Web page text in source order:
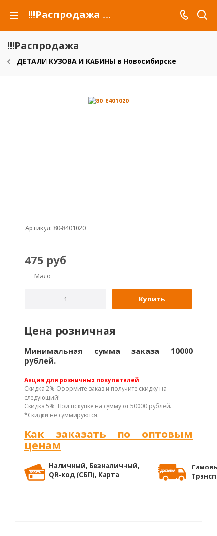
!!!Распродажа для автомобилей российских марок и сельхозтехники
!!!Распродажа
ДЕТАЛИ КУЗОВА И КАБИНЫ в Новосибирске
Артикул: 80-8401020
475 руб
Мало
Купить
Цена розничная
Минимальная сумма заказа 10000
рублей.
Акция для розничных покупателей
Скидка 2% Оформите заказ и получите скидку на
следующий!
Скидка 5% При покупке на сумму от 50000 рублей.
*Скидки не суммируются.
Как заказать по оптовым
ценам
Наличный, Безналичный,
QR-код (СБП), Карта